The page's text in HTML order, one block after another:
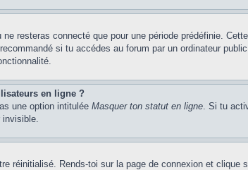
resteras connecté que pour une période prédéfinie.
si tu accédes au forum par un ordinateur
en ligne ?
une option intitulée Masquer ton statut en ligne. Si tu
invisible.
réinitialisé. Rends-toi sur la page de connexion et clique